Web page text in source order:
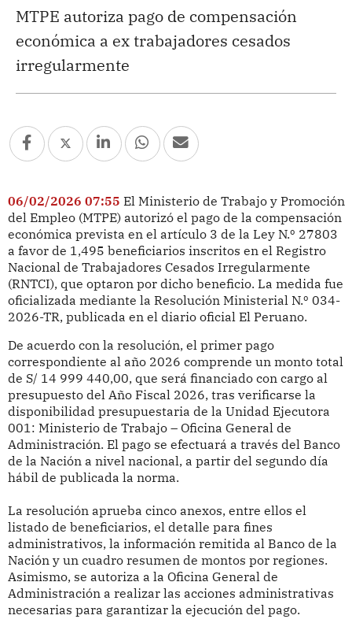
MTPE autoriza pago de compensación
económica a ex trabajadores cesados
irregularmente
06/02/2026 07:55 El Ministerio de Trabajo y Promoción
del Empleo (MTPE) autorizó el pago de la compensación
económica prevista en el artículo 3 de la Ley N.º 27803
a favor de 1,495 beneficiarios inscritos en el Registro
Nacional de Trabajadores Cesados Irregularmente
(RNTCI), que optaron por dicho beneficio. La medida fue
oficializada mediante la Resolución Ministerial N.º 034-
2026-TR, publicada en el diario oficial El Peruano.
De acuerdo con la resolución, el primer pago
correspondiente al año 2026 comprende un monto total
de S/ 14 999 440,00, que será financiado con cargo al
presupuesto del Año Fiscal 2026, tras verificarse la
disponibilidad presupuestaria de la Unidad Ejecutora
001: Ministerio de Trabajo – Oficina General de
Administración. El pago se efectuará a través del Banco
de la Nación a nivel nacional, a partir del segundo día
hábil de publicada la norma.
La resolución aprueba cinco anexos, entre ellos el
listado de beneficiarios, el detalle para fines
administrativos, la información remitida al Banco de la
Nación y un cuadro resumen de montos por regiones.
Asimismo, se autoriza a la Oficina General de
Administración a realizar las acciones administrativas
necesarias para garantizar la ejecución del pago.